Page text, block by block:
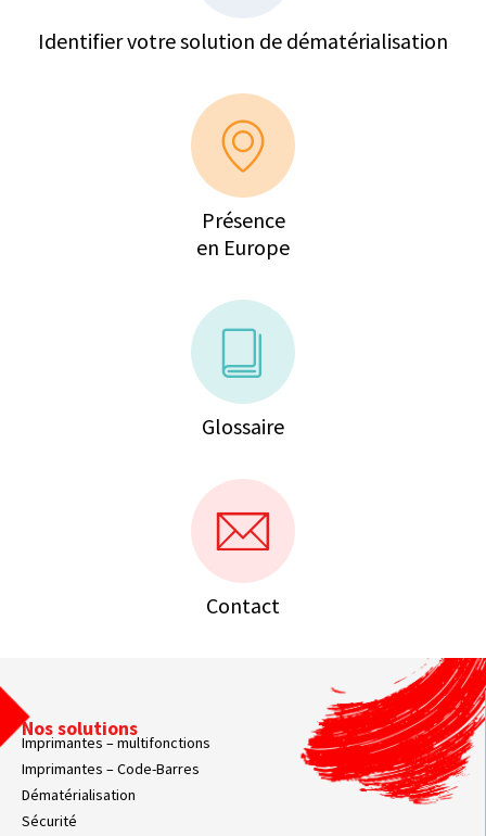
Identifier votre solution de dématérialisation
Présence
en Europe
Glossaire
Contact
Nos solutions
Imprimantes – multifonctions
Imprimantes – Code-Barres
Dématérialisation
Sécurité